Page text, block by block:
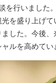
を行いました
を盛り上げ
した。今後、
ルを高めてい